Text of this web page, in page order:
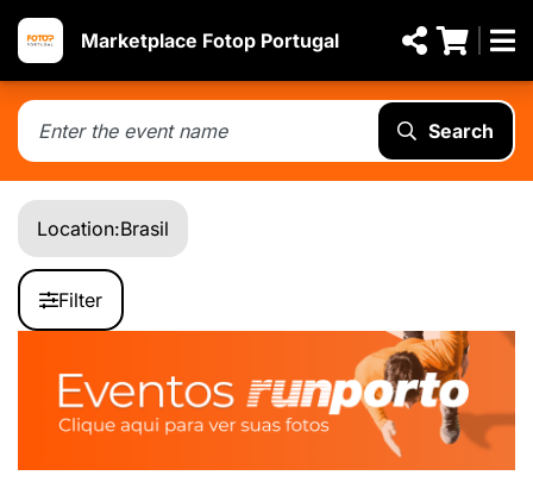
Marketplace Fotop Portugal
Search
Location:Brasil
Filter